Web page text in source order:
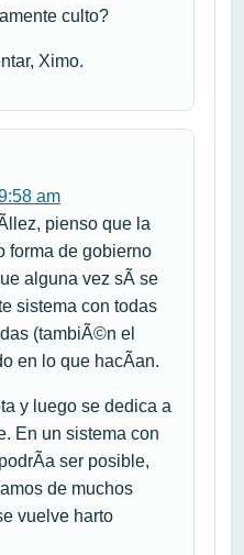
culto?
Ximo.
am
pienso que la
forma de gobierno
alguna vez sÃ­ se
sistema con todas
(tambiÃ©n el
en lo que hacÃ­an.
y luego se dedica a
En un sistema con
ser posible,
de muchos
vuelve harto